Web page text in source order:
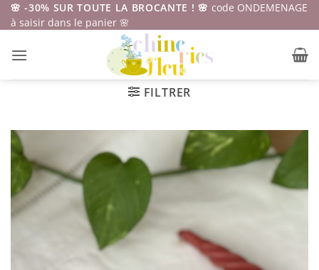
Passer
au
🌸 -30% SUR TOUTE LA BROCANTE ! 🌸 code ONDEMENAGE
à saisir dans le panier 🌸
FILTRER